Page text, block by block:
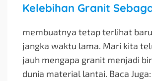
membuatnya tetap terlihat
jangka waktu lama. Mari kita
jauh mengapa granit menjadi
dunia material lantai. Baca